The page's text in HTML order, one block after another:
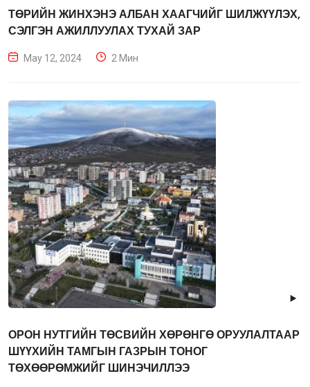
ТӨРИЙН ЖИНХЭНЭ АЛБАН ХААГЧИЙГ ШИЛЖҮҮЛЭХ,
СЭЛГЭН АЖИЛЛУУЛАХ ТУХАЙ ЗАР
May 12, 2024 2 Мин
ОРОН НУТГИЙН ТӨСВИЙН ХӨРӨНГӨ ОРУУЛАЛТААР
ШҮҮХИЙН ТАМГЫН ГАЗРЫН ТОНОГ
ТӨХӨӨРӨМЖИЙГ ШИНЭЧИЛЛЭЭ